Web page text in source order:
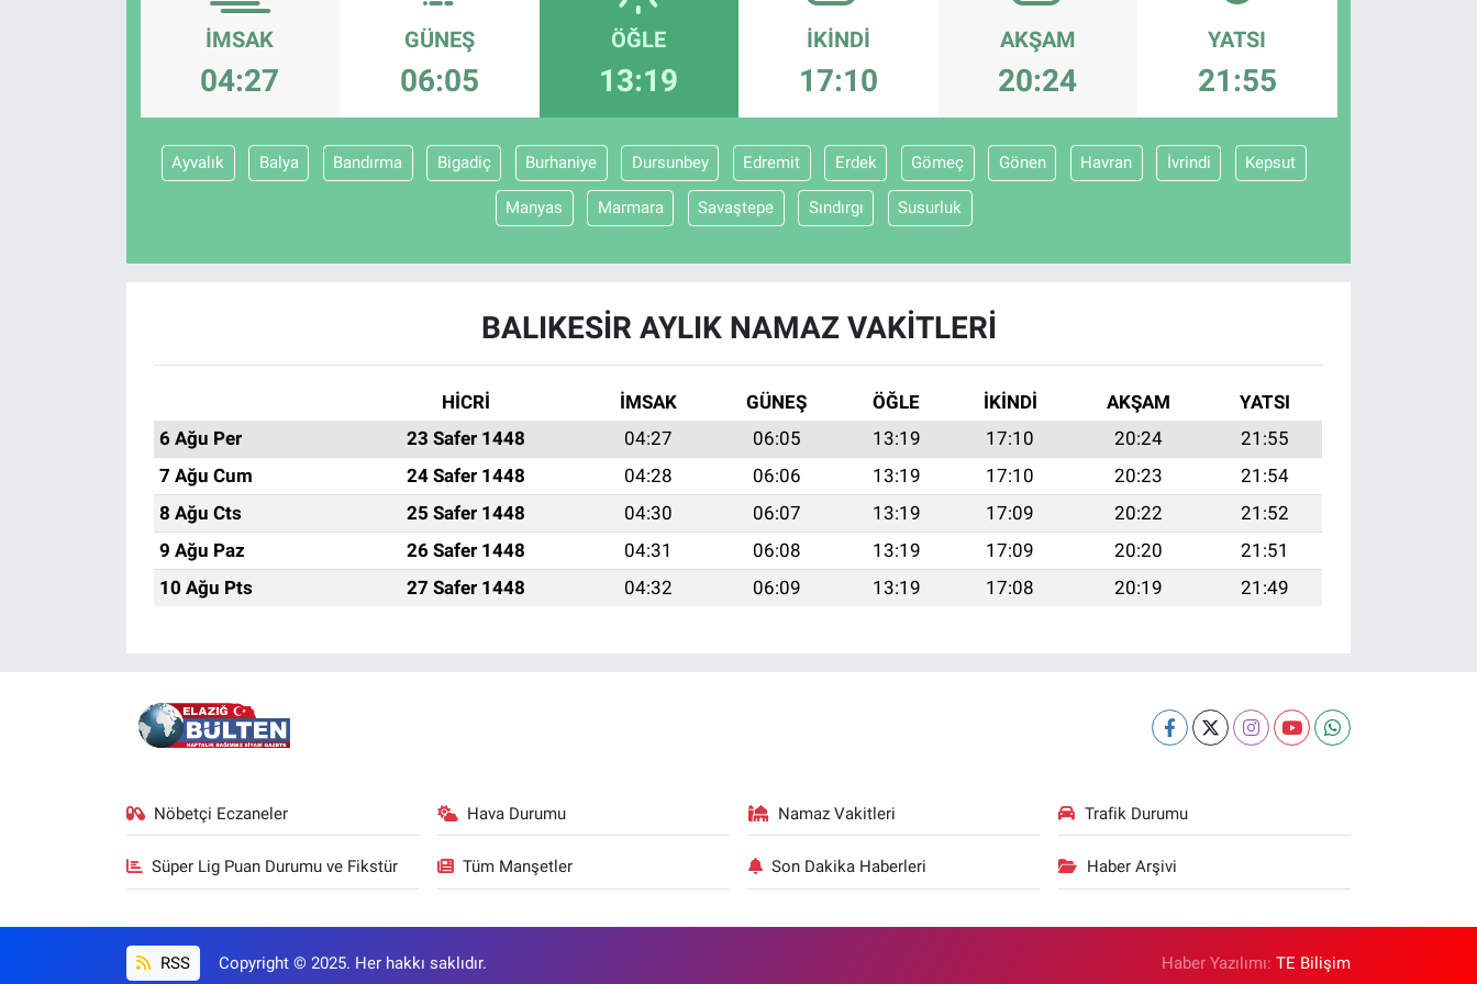
İMSAK
04:27
GÜNEŞ
06:05
ÖĞLE
13:19
İKINDI
17:10
AKŞAM
20:24
YATSI
21:55
Ayvalık Balya Bandırma Bigadiç Burhaniye Dursunbey Edremit Erdek Gömeç Gönen Havran İvrindi Kepsut
Manyas Marmara Savaştepe Sındırgı Susurluk
BALIKESIR AYLIK NAMAZ VAKITLERI
HİCRİ İMSAK GÜNEŞ ÖĞLE İKINDI AKŞAM
YATSI
6 Ağu Per
23 Safer 1448 04:27 06:05 13:19 17:10 20:24
21:55
7 Ağu Cum
24 Safer 1448 04:28 06:06 13:19 17:10 20:23
21:54
8 Ağu Cts
25 Safer 1448 04:30 06:07 13:19 17:09 20:22
21:52
9 Ağu Paz
26 Safer 1448 04:31 06:08 13:19 17:09 20:20
21:51
10 Ağu Pts
27 Safer 1448 04:32 06:09 13:19 17:08 20:19 21:49
Nöbetçi Eczaneler Hava Durumu Namaz Vakitleri Trafik Durumu
Süper Lig Puan Durumu ve Fikstür Tüm Manşetler Son Dakika Haberleri Haber Arşivi
RSS Copyright © 2025. Her hakkı saklıdır. Haber Yazılımı:TE Bilişim